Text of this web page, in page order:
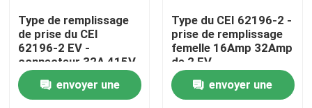
Nouvelles
Cas
Type de remplissage
de prise du CEI
62196-2 EV -
connecteur 32A 415V
de 2 EV
envoyer une
Type du CEI 62196-2 -
prise de remplissage
femelle 16Amp 32Amp
de 2 EV
envoyer une